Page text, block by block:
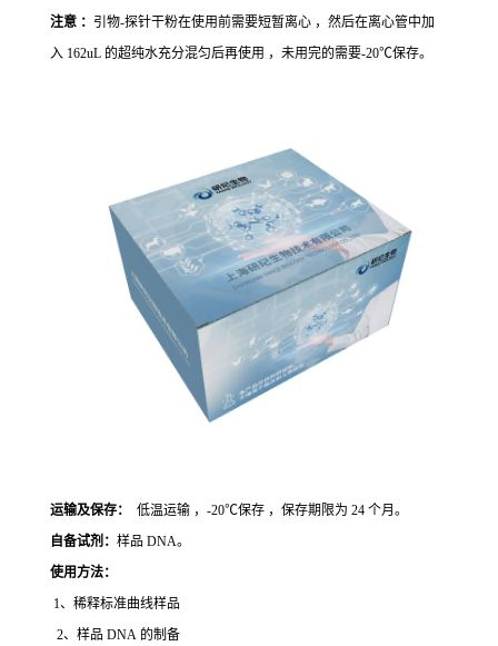
注意 ： 引物-探针干粉在使用前需要短暂离心 ，然后在离心管中加
入 162uL 的超纯水充分混匀后再使用 ，未用完的需要-20℃保存。
运输及保存：
低温运输 ，-20℃保存 ，保存期限为 24 个月。
自备试剂： 样品 DNA。
使用方法：
1、稀释标准曲线样品
2、样品 DNA 的制备